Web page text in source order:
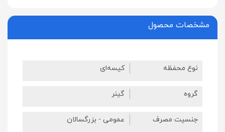
مشخصات محصول
نوع محفظه کیسه‌ای
گروه گینر
جنسیت مصرف عمومی - بزرگسالان